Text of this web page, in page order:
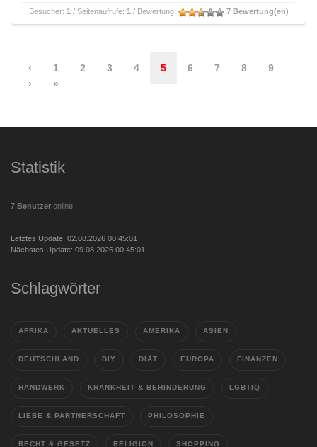
Besucher: 1 / Seitenaufrufe: 1 / Bewertung: 7 Bewertung(en)
‹ 1 2 3 4 5 6 7 8
9
›
»
Statistik
7 Benutzer online
Letztes Update: 02.08.2026 00:45:01
Nächstes Update: 09.08.2026 00:45:01
Schlagwörter
AFRIKA AKTUELLES AMERIKA ASIEN
DEUTSCHLAND DIY DIÄT EUROPA FINANZEN
HANDWERK KRANKHEIT & BEHINDERUNG LGBTIQ
LIEBE & PARTNERSCHAFT PHILOSOPHIE
RECHT & GESETZ RELIGION SHOPPING